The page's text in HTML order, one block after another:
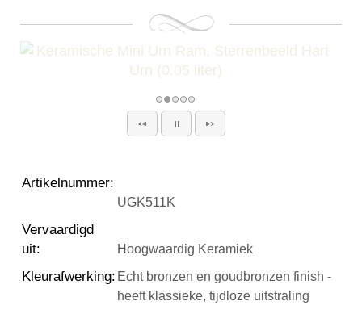
Artikelnummer:
UGK511K
Vervaardigd
uit: Hoogwaardig Keramiek
Kleurafwerking: Echt bronzen en goudbronzen finish -
heeft klassieke, tijdloze uitstraling